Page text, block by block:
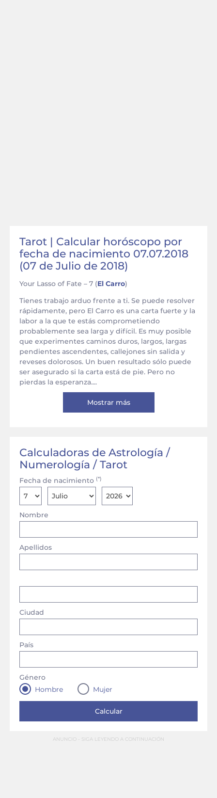
Tarot | Calcular horóscopo por
fecha de nacimiento 07.07.2018
(07 de Julio de 2018)
Your Lasso of Fate – 7 (El Carro)
Tienes trabajo arduo frente a ti. Se puede resolver
rápidamente, pero El Carro es una carta fuerte y la
labor a la que te estás comprometiendo
probablemente sea larga y difícil. Es muy posible
que experimentes caminos duros, largos, largas
pendientes ascendentes, callejones sin salida y
reveses dolorosos. Un buen resultado sólo puede
ser asegurado si la carta está de pie. Pero no
pierdas la esperanza....
Mostrar más
Calculadoras de Astrología /
Numerología / Tarot
Nombre
Apellidos
Fecha de nacimiento (*)
País
Ciudad
Género
Hombre
Mujer
ANUNCIO - SIGA LEYENDO A CONTINUACIÓN